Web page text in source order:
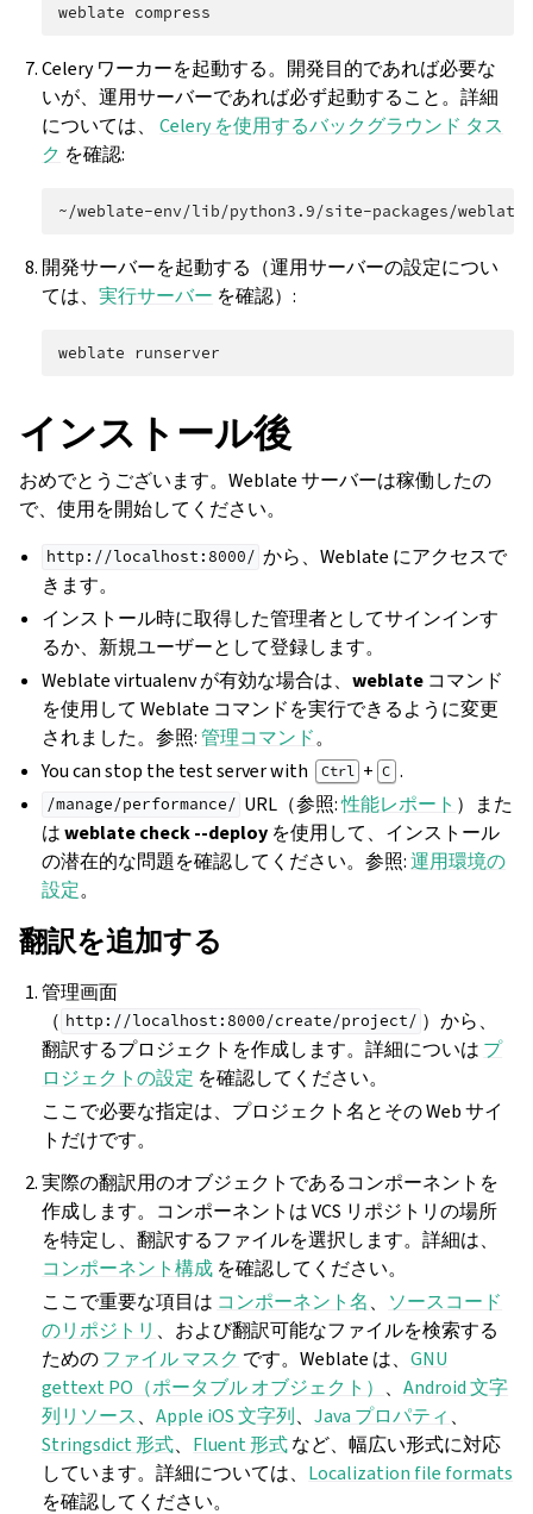
weblate
Celery ワーカーを起動する。開発目的であれば必要な
いが、運用サーバーであれば必ず起動すること。詳細
については、Celery を使用するバックグラウンド タス
ク を確認:
~/weblate-env/lib/python3.9/site-packages/
開発サーバーを起動する（運用サーバーの設定につい
ては、実行サーバー を確認）:
weblate
インストール後
おめでとうございます。Weblate サーバーは稼働したの
で、使用を開始してください。
http://localhost:8000/ から、Weblate にアクセスで
きます。
インストール時に取得した管理者としてサインインす
るか、新規ユーザーとして登録します。
Weblate virtualenv が有効な場合は、weblate コマンド
を使用して Weblate コマンドを実行できるように変更
されました。参照:管理コマンド。
You can stop the test server with
Ctrl + C .
/manage/performance/ URL（参照:性能レポート ）また
はweblate check --deploy を使用して、インストール
の潜在的な問題を確認してください。参照:運用環境の
設定。
翻訳を追加する
管理画面
（ http://localhost:8000/create/project/ ）から、
翻訳するプロジェクトを作成します。詳細についは プ
ロジェクトの設定 を確認してください。
ここで必要な指定は、プロジェクト名とその Web サイ
トだけです。
実際の翻訳用のオブジェクトであるコンポーネントを
作成します。コンポーネントは VCS リポジトリの場所
を特定し、翻訳するファイルを選択します。詳細は、
コンポーネント構成 を確認してください。
ここで重要な項目は コンポーネント名、 ソースコード
のリポジトリ 、および翻訳可能なファイルを検索する
ためのファイル マスク です。Weblate は、GNU
gettext PO（ポータブル オブジェクト） 、Android 文字
列リソース、Apple iOS 文字列、Java プロパティ 、
Stringsdict 形式、 Fluent 形式など、幅広い形式に対応
しています。詳細については、 Localization file formats
を確認してください。